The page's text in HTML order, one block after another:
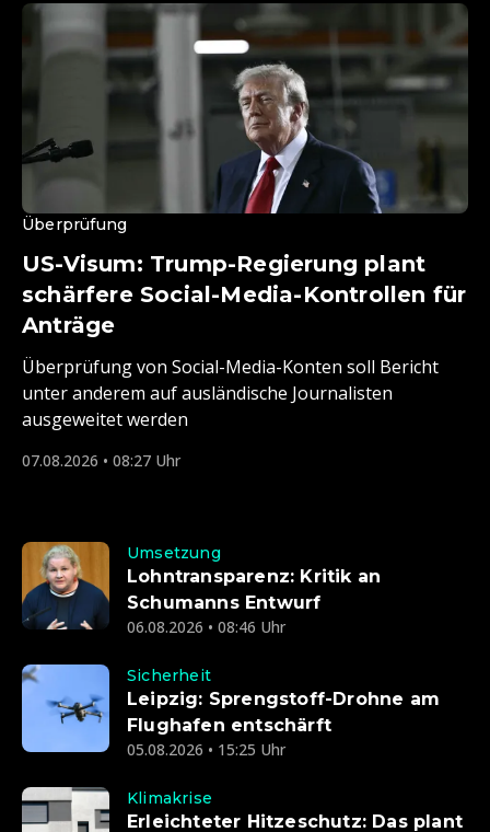
Überprüfung
US-Visum: Trump-Regierung plant
schärfere Social-Media-Kontrollen für
Anträge
Überprüfung von Social-Media-Konten soll Bericht
unter anderem auf ausländische Journalisten
ausgeweitet werden
07.08.2026 • 08:27 Uhr
Umsetzung
Lohntransparenz: Kritik an
Schumanns Entwurf
06.08.2026 • 08:46 Uhr
Sicherheit
Leipzig: Sprengstoff-Drohne am
Flughafen entschärft
05.08.2026 • 15:25 Uhr
Klimakrise
Erleichteter Hitzeschutz: Das plant